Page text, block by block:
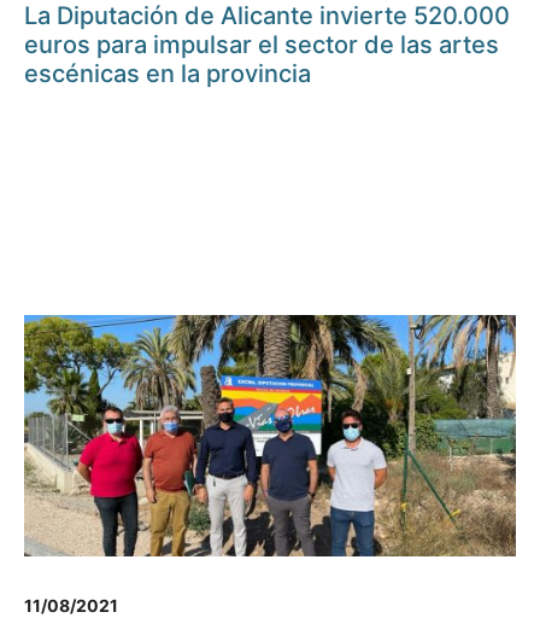
La Diputación de Alicante invierte 520.000
euros para impulsar el sector de las artes
escénicas en la provincia
11/08/2021